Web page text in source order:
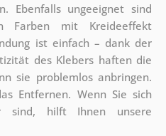
Ebenfalls ungeeignet sind
Farben mit Kreideeffekt
ist einfach – dank der
des Klebers haften die
sie problemlos anbringen.
Entfernen. Wenn Sie sich
sind, hilft Ihnen unsere